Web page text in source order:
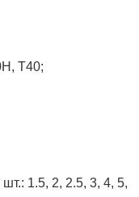
T40;
1.5, 2, 2.5, 3, 4, 5,